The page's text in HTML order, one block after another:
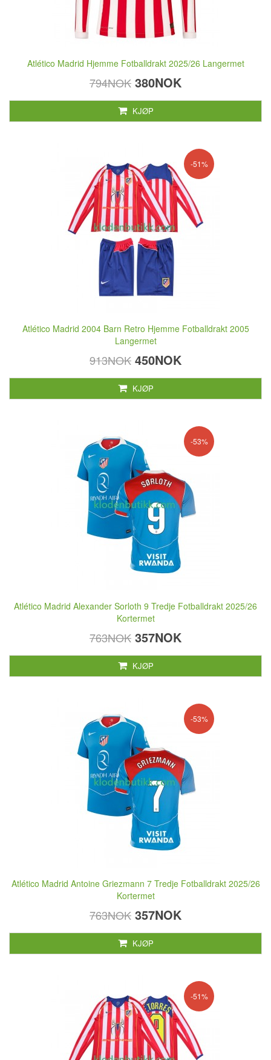
Atlético Madrid Hjemme Fotballdrakt 2025/26 Langermet
794NOK 380NOK
KJØP
-51%
Atlético Madrid 2004 Barn Retro Hjemme Fotballdrakt 2005
Langermet
913NOK 450NOK
KJØP
-53%
Atlético Madrid Alexander Sorloth 9 Tredje Fotballdrakt 2025/26
Kortermet
763NOK 357NOK
KJØP
-53%
Atlético Madrid Antoine Griezmann 7 Tredje Fotballdrakt 2025/26
Kortermet
763NOK 357NOK
KJØP
-51%